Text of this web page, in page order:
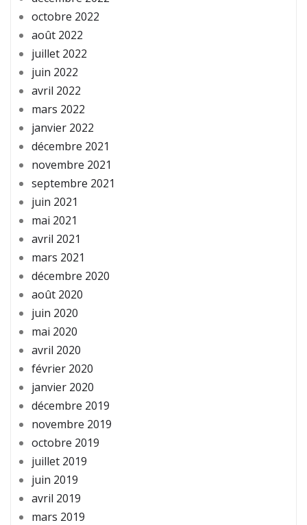
octobre 2022
août 2022
juillet 2022
juin 2022
avril 2022
mars 2022
janvier 2022
décembre 2021
novembre 2021
septembre 2021
juin 2021
mai 2021
avril 2021
mars 2021
décembre 2020
août 2020
juin 2020
mai 2020
avril 2020
février 2020
janvier 2020
décembre 2019
novembre 2019
octobre 2019
juillet 2019
juin 2019
avril 2019
mars 2019